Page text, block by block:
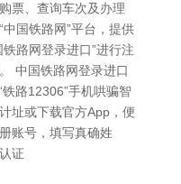
票、查询车次及办理
国铁路网”平台，提供
路网登录进口”进行注
中国铁路网登录进口
路12306”手机哄骗智
址或下载官方App，便
账号，填写真确姓
证